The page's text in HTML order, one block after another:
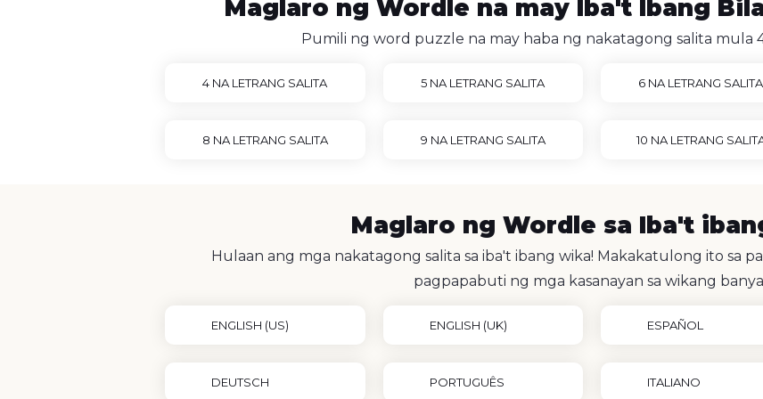
Maglaro ng Wordle na may Iba't Ibang
Pumili ng word puzzle na may haba ng nakatagong salita mula
4 NA LETRANG SALITA 5 NA LETRANG SALITA 6 NA LETRANG SALITA
8 NA LETRANG SALITA 9 NA LETRANG SALITA 10 NA LETRANG
Maglaro ng Wordle sa Iba't
Hulaan ang mga nakatagong salita sa iba't ibang wika! Makakatulong ito sa
pagpapabuti ng mga kasanayan sa wikang
ENGLISH (US) ENGLISH (UK) ESPAÑOL
DEUTSCH PORTUGUÊS ITALIANO